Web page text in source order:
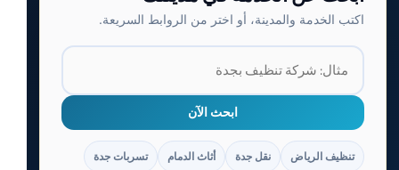
اكتب الخدمة والمدينة، أو اختر من الروابط السريعة.
ابحث الآن
تنظيف الرياض نقل جدة أثاث الدمام تسربات جدة